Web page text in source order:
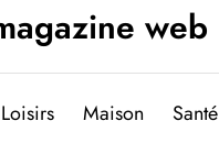
web
Loisirs Maison Santé